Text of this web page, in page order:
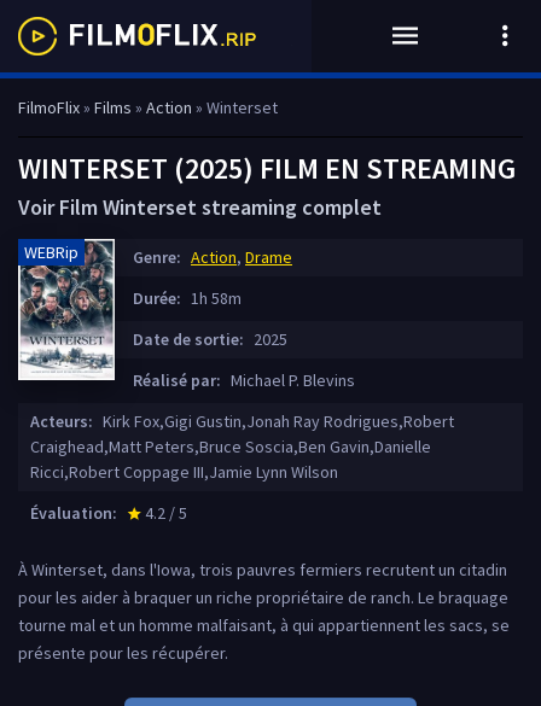
FilmoFlix» Films » Action » Winterset
WINTERSET (2025) FILM EN STREAMING
Voir Film Winterset streaming complet
WEBRip Genre: Action, Drame
Durée: 1h 58m
Date de sortie: 2025
Réalisé par: Michael P. Blevins
Acteurs: Kirk Fox,Gigi Gustin,Jonah Ray Rodrigues,Robert
Craighead,Matt Peters,Bruce Soscia,Ben Gavin,Danielle
Ricci,Robert Coppage III,Jamie Lynn Wilson
Évaluation:
star_rate
4.2 / 5
À Winterset, dans l'Iowa, trois pauvres fermiers recrutent un citadin
pour les aider à braquer un riche propriétaire de ranch. Le braquage
tourne mal et un homme malfaisant, à qui appartiennent les sacs, se
présente pour les récupérer.